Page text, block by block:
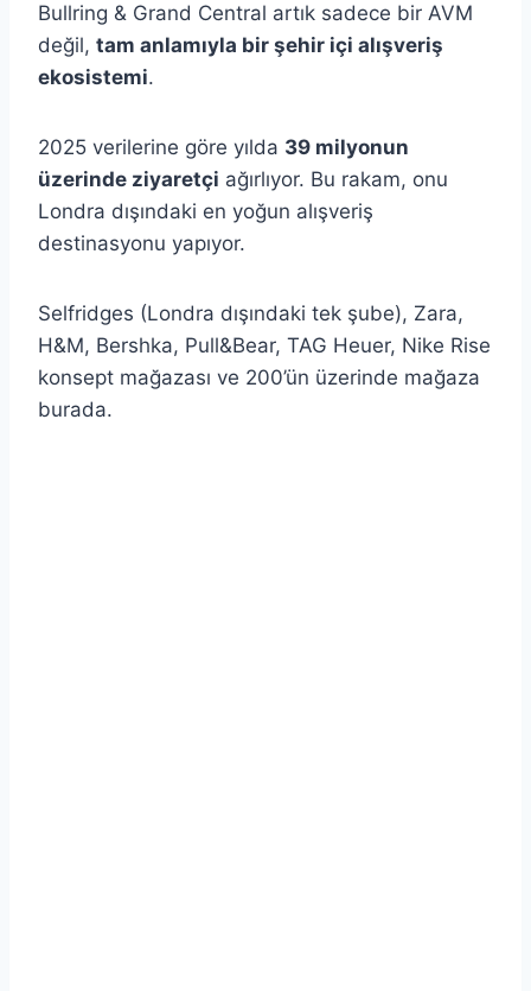
Bullring & Grand Central artık sadece bir AVM
değil, tam anlamıyla bir şehir içi alışveriş
ekosistemi.
2025 verilerine göre yılda 39 milyonun
üzerinde ziyaretçi ağırlıyor. Bu rakam, onu
Londra dışındaki en yoğun alışveriş
destinasyonu yapıyor.
Selfridges (Londra dışındaki tek şube), Zara,
H&M, Bershka, Pull&Bear, TAG Heuer, Nike Rise
konsept mağazası ve 200’ün üzerinde mağaza
burada.